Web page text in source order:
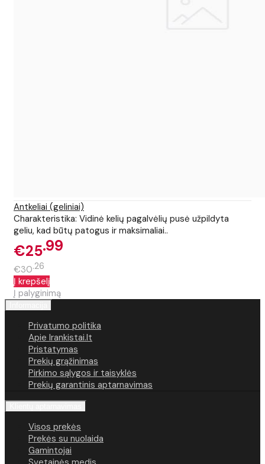
Antkeliai (geliniai)
Charakteristika: Vidinė kelių pagalvėlių pusė užpildyta
geliu, kad būtų patogus ir maksimaliai..
€2599
€30 26
Į krepšelį
Į palyginimą
Privatumo politika
Apie Irankistai.lt
Pristatymas
Prekių grąžinimas
Pirkimo sąlygos ir taisyklės
Prekių garantinis aptarnavimas
Visos prekės
Prekės su nuolaida
Gamintojai